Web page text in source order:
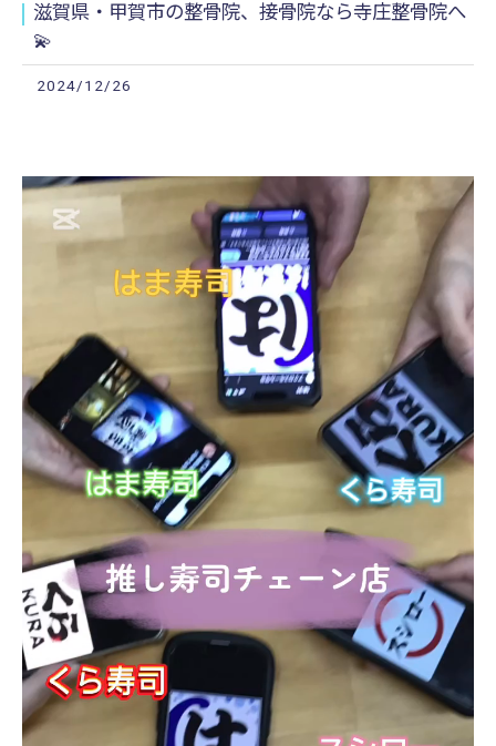
滋賀県・甲賀市の整骨院、接骨院なら寺庄整骨院へ
💫
2024/12/26